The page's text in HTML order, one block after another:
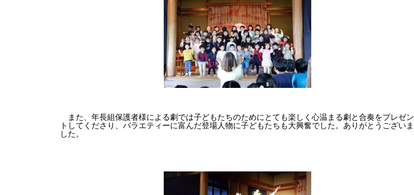
また、年長組保護者様による劇では子どもたちのためにとても楽しく心温まる劇と合奏をプレゼン
トしてくださり、バラエティーに富んだ登場人物に子どもたちも大興奮でした。ありがとうございま
した。